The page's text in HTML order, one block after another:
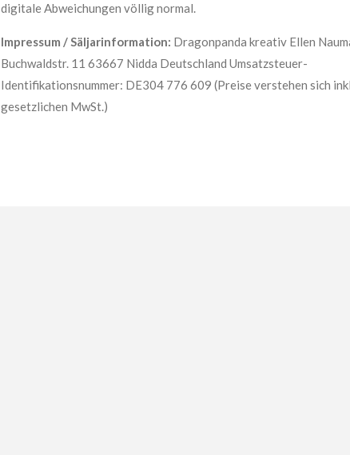
digitale Abweichungen völlig normal.
Impressum / Säljarinformation: Dragonpanda kreativ Ellen
Buchwaldstr. 11 63667 Nidda Deutschland Umsatzsteuer-
Identifikationsnummer: DE304 776 609 (Preise verstehen sich
gesetzlichen MwSt.)